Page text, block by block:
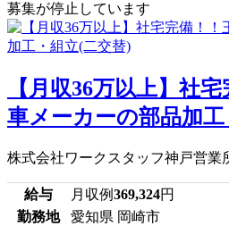
募集が停止しています
【月収36万以上】社
車メーカーの部品加
株式会社ワークスタッフ神戸営業
給与 月収例369,324円
勤務地
愛知県 岡崎市